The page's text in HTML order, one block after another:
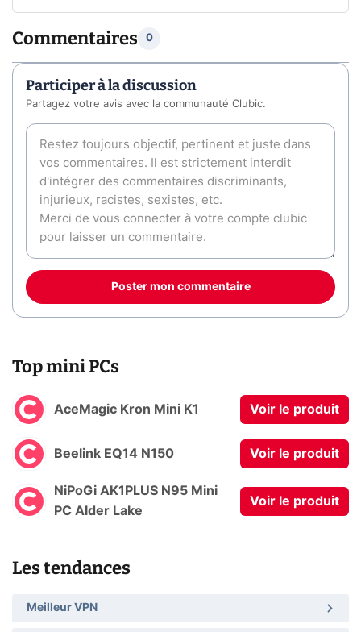
Commentaires 0
Participer à la discussion
Partagez votre avis avec la communauté Clubic.
Poster mon commentaire
Top mini PCs
AceMagic Kron Mini K1 Voir le produit
Beelink EQ14 N150 Voir le produit
NiPoGi AK1PLUS N95 Mini
PC Alder Lake
Voir le produit
Les tendances
Meilleur VPN